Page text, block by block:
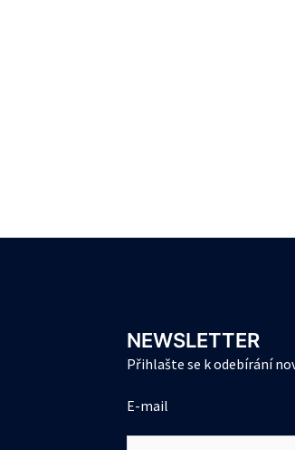
NEWSLETTER
Přihlašte se k odebírání
E-mail